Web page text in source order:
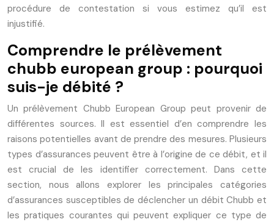
procédure de contestation si vous estimez qu’il est
injustifié.
Comprendre le prélèvement
chubb european group : pourquoi
suis-je débité ?
Un prélèvement Chubb European Group peut provenir de
différentes sources. Il est essentiel d’en comprendre les
raisons potentielles avant de prendre des mesures. Plusieurs
types d’assurances peuvent être à l’origine de ce débit, et il
est crucial de les identifier correctement. Dans cette
section, nous allons explorer les principales catégories
d’assurances susceptibles de déclencher un débit Chubb et
les pratiques courantes qui peuvent expliquer ce type de